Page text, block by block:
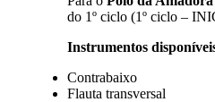
do 1º ciclo (1º ciclo –
Instrumentos
Contrabaixo
Flauta transversal